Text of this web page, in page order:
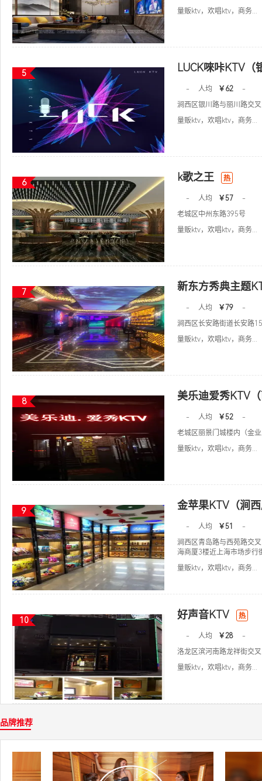
量贩ktv，欢唱ktv，商务...
5 LUCK唻咔KTV（
- 人均 ￥62
-
涧西区银川路与丽川路交
量贩ktv，欢唱ktv，商务...
6 k歌之王 热
- 人均 ￥57
-
老城区中州东路395号
量贩ktv，欢唱ktv，商务...
7 新东方秀典主题
- 人均 ￥79
-
涧西区长安路街道长安路
量贩ktv，欢唱ktv，商务...
8 美乐迪爱秀KTV
- 人均 ￥52
-
老城区丽景门城楼内（金
量贩ktv，欢唱ktv，商务...
9 金苹果KTV（涧
- 人均 ￥51
-
涧西区青岛路与西苑路交
海商厦3楼近上海市场步行
量贩ktv，欢唱ktv，商务...
10 好声音KTV 热
- 人均 ￥28
-
洛龙区滨河南路龙祥街交
量贩ktv，欢唱ktv，商务...
品牌推荐